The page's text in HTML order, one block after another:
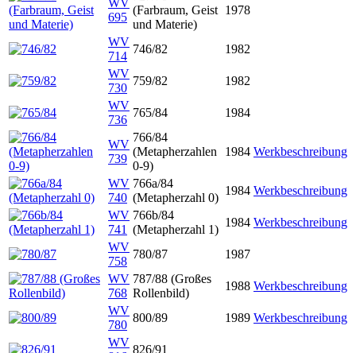
WV
695
(Farbraum, Geist
und Materie)
1978
WV
714
746/82
1982
WV
730
759/82
1982
WV
736
765/84 1984
WV
739
766/84
(Metapherzahlen
0-9)
1984 Werkbeschreibung
WV
740
766a/84
(Metapherzahl 0)
1984 Werkbeschreibung
WV
741
766b/84
(Metapherzahl 1)
1984 Werkbeschreibung
WV
758
780/87
1987
WV
768
787/88 (Großes
Rollenbild)
1988 Werkbeschreibung
WV
780
800/89 1989 Werkbeschreibung
WV
826/91